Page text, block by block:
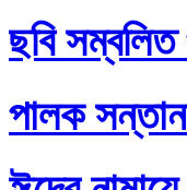
ছবি সম্বলিত
পালক